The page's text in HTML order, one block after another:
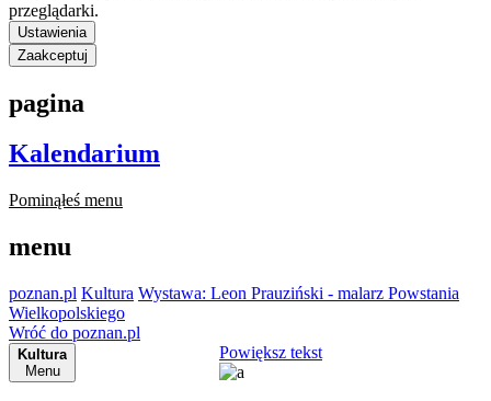
przeglądarki.
Ustawienia
Zaakceptuj
pagina
Kalendarium
Pominąłeś menu
menu
poznan.pl Kultura Wystawa: Leon Prauziński - malarz Powstania
Wielkopolskiego
Wróć do poznan.pl
Kultura
Menu
Powiększ tekst